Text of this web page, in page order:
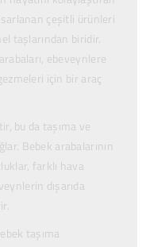
çeşitli ürünleri
taşlarından biridir.
ebeveynlere
için bir araç
bu da taşıma ve
Bebek arabalarının
farklı hava
dışarıda
taşıma